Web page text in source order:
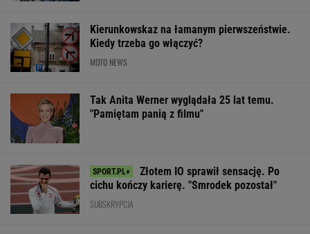
Kierunkowskaz na łamanym pierwszeństwie.
Kiedy trzeba go włączyć?
MOTO NEWS
Tak Anita Werner wyglądała 25 lat temu.
"Pamiętam panią z filmu"
Złotem IO sprawił sensację. Po
cichu kończy karierę. "Smrodek pozostał"
SUBSKRYPCJA